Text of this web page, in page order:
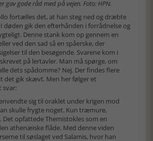
gav gode råd med på vejen. Foto: HPN.
fortælles det, at han steg ned og dræbte
døden gik den efterhånden i forrådnelse og
Denne stank kom op gennem en
ved den sad så en spåerske, der
til den besøgende. Svarene kom i
på lertavler. Man må spørge, om
dets spådomme? Nej. Der findes flere
det gik skævt. Men her følger et
svar:
sig til oraklet under krigen mod
skulle frygte noget. Kun træmure,
Det opfattede Themistokles som en
athenæiske flåde. Med denne viden
til søslaget ved Salamis, hvor han